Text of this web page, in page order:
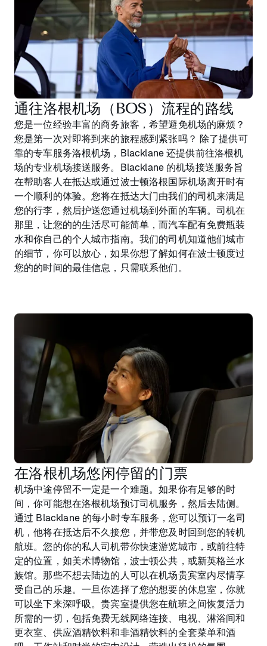
通往洛根机场（BOS）流程的路线
您是一位经验丰富的商务旅客，希望避免机场的麻烦？
您是第一次对即将到来的旅程感到紧张吗？ 除了提供可
靠的专车服务洛根机场，Blacklane 还提供前往洛根机
场的专业机场接送服务。Blacklane 的机场接送服务旨
在帮助客人在抵达或通过波士顿洛根国际机场离开时有
一个顺利的体验。您将在抵达大门由我们的司机来满足
您的行李，然后护送您通过机场到外面的车辆。司机在
那里，让您的的生活尽可能简单，而汽车配有免费瓶装
水和你自己的个人城市指南。我们的司机知道他们城市
的细节，你可以放心，如果你想了解如何在波士顿度过
您的的时间的最佳信息，只需联系他们。
在洛根机场悠闲停留的门票
机场中途停留不一定是一个难题。如果你有足够的时
间，你可能想在洛根机场预订司机服务，然后去陆侧。
通过 Blacklane 的每小时专车服务，您可以预订一名司
机，他将在抵达后不久接您，并带您及时回到您的转机
航班。您的你的私人司机带你快速游览城市，或前往特
定的位置，如美术博物馆，波士顿公共，或新英格兰水
族馆。那些不想去陆边的人可以在机场贵宾室内尽情享
受自己的乐趣。一旦你选择了您的想要的休息室，你就
可以坐下来深呼吸。贵宾室提供您在航班之间恢复活力
所需的一切，包括免费无线网络连接、电视、淋浴间和
更衣室、供应酒精饮料和非酒精饮料的全套菜单和酒